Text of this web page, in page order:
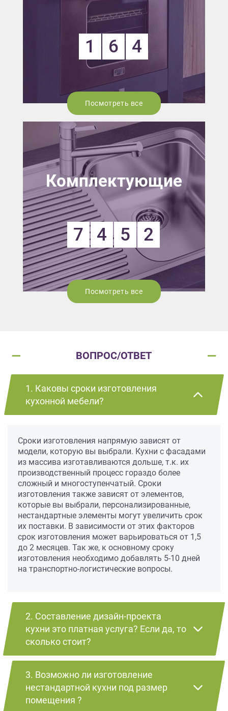
1 6 4
Посмотреть все
Комплектующие
7 4 5 2
Посмотреть все
ВОПРОС/ОТВЕТ
1. Каковы сроки изготовления
кухонной мебели?
Сроки изготовления напрямую зависят от
модели, которую вы выбрали. Кухни с фасадами
из массива изготавливаются дольше, т.к. их
производственный процесс гораздо более
сложный и многоступенчатый. Сроки
изготовления также зависят от элементов,
которые вы выбрали, персонализированные,
нестандартные элементы могут увеличить срок
их поставки. В зависимости от этих факторов
срок изготовления может варьироваться от 1,5
до 2 месяцев. Так же, к основному сроку
изготовления необходимо добавлять 5-10 дней
на транспортно-логистические вопросы.
2. Составление дизайн-проекта
кухни это платная услуга? Если да, то
сколько стоит?
3. Возможно ли изготовление
нестандартной кухни под размер
помещения ?